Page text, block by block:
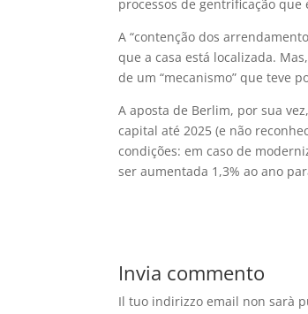
processos de gentrificação
A “contenção dos
que a casa está localizada.
de um “mecanismo” que teve
A aposta de Berlim, por sua
capital até 2025 (e não
condições: em caso de
ser aumentada 1,3% ao ano
Invia commento
Il tuo indirizzo email non sarà